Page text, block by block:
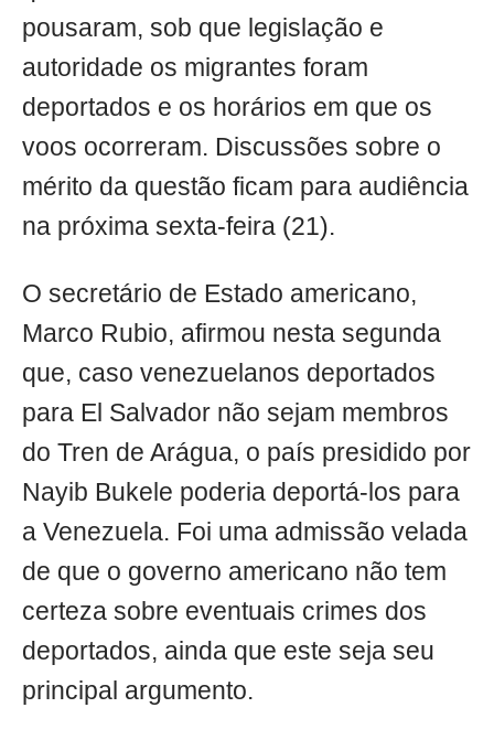
pousaram, sob que legislação e
autoridade os migrantes foram
deportados e os horários em que os
voos ocorreram. Discussões sobre o
mérito da questão ficam para audiência
na próxima sexta-feira (21).
O secretário de Estado americano,
Marco Rubio, afirmou nesta segunda
que, caso venezuelanos deportados
para El Salvador não sejam membros
do Tren de Arágua, o país presidido por
Nayib Bukele poderia deportá-los para
a Venezuela. Foi uma admissão velada
de que o governo americano não tem
certeza sobre eventuais crimes dos
deportados, ainda que este seja seu
principal argumento.